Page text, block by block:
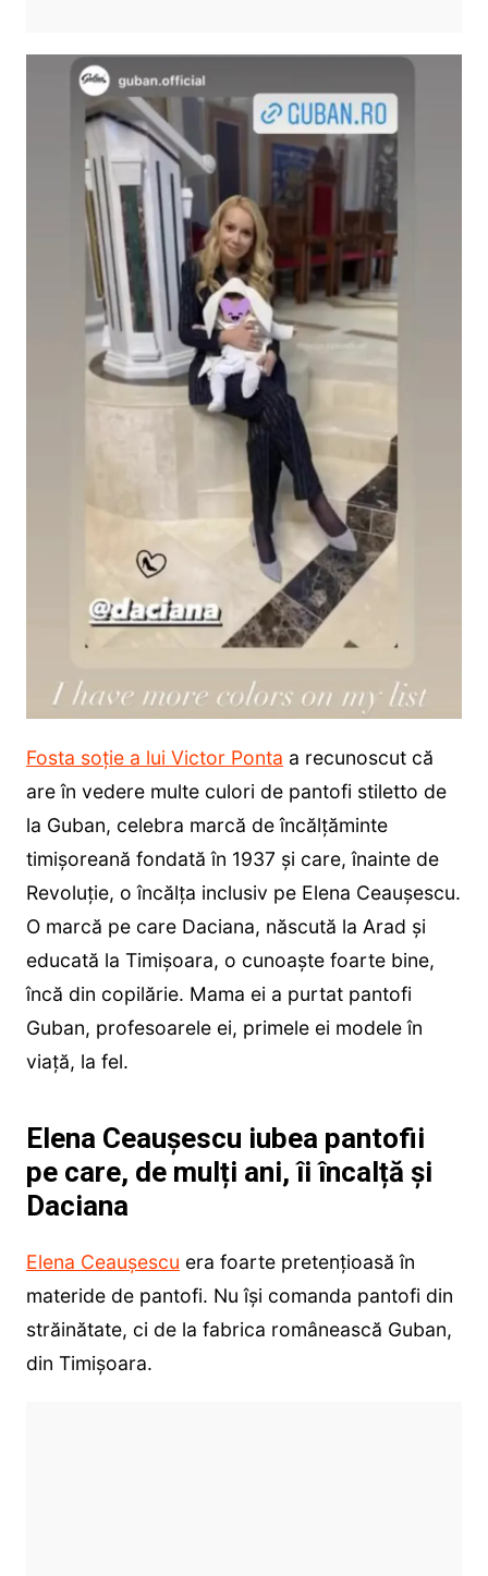
Fosta soție a lui Victor Ponta a recunoscut că
are în vedere multe culori de pantofi stiletto de
la Guban, celebra marcă de încălțăminte
timișoreană fondată în 1937 și care, înainte de
Revoluție, o încălța inclusiv pe Elena Ceaușescu.
O marcă pe care Daciana, născută la Arad și
educată la Timișoara, o cunoaște foarte bine,
încă din copilărie. Mama ei a purtat pantofi
Guban, profesoarele ei, primele ei modele în
viață, la fel.
Elena Ceaușescu iubea pantofii
pe care, de mulți ani, îi încalță și
Daciana
Elena Ceauşescu era foarte pretenţioasă în
materide de pantofi. Nu îşi comanda pantofi din
străinătate, ci de la fabrica românească Guban,
din Timişoara.